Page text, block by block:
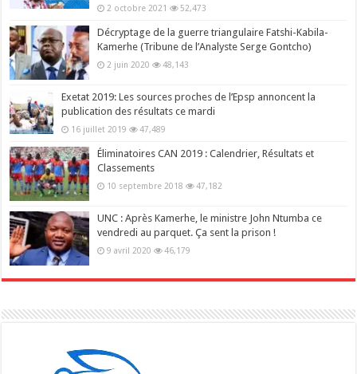
2 octobre 2021 52,473
Décryptage de la guerre triangulaire Fatshi-Kabila-
Kamerhe (Tribune de l’Analyste Serge Gontcho)
2 juin 2020 48,143
Exetat 2019: Les sources proches de l’Epsp annoncent la
publication des résultats ce mardi
16 juillet 2019 47,489
Éliminatoires CAN 2019 : Calendrier, Résultats et
Classements
10 septembre 2018 47,182
UNC : Après Kamerhe, le ministre John Ntumba ce
vendredi au parquet. Ça sent la prison !
9 avril 2020 46,179